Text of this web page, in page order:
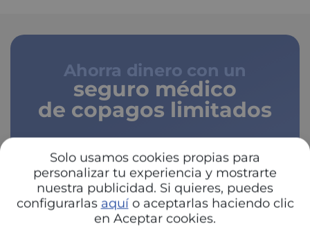
Solo usamos cookies propias para
personalizar tu experiencia y mostrarte
nuestra publicidad. Si quieres, puedes
configurarlas aquío aceptarlas haciendo clic
en Aceptar cookies.
Ahorra dinero con un
seguro médico
de copagos limitados
Pulsa y descubre tu
ahorro